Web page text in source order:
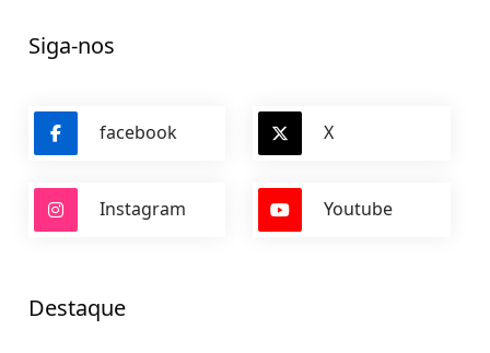
Siga-nos
facebook X
Instagram Youtube
Destaque